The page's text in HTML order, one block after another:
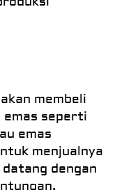
membeli
seperti
emas
menjualnya
dengan